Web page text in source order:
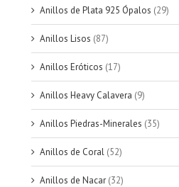
Anillos de Plata 925 Ópalos (29)
Anillos Lisos (87)
Anillos Eróticos (17)
Anillos Heavy Calavera (9)
Anillos Piedras-Minerales (35)
Anillos de Coral (52)
Anillos de Nacar (32)